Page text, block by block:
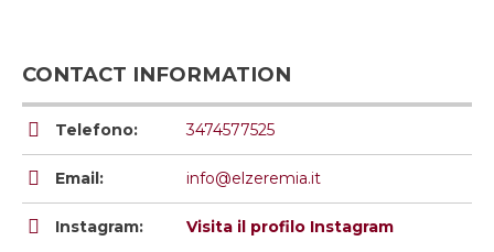
CONTACT INFORMATION
Telefono: 3474577525
Email: info@elzeremia.it
Instagram: Visita il profilo Instagram